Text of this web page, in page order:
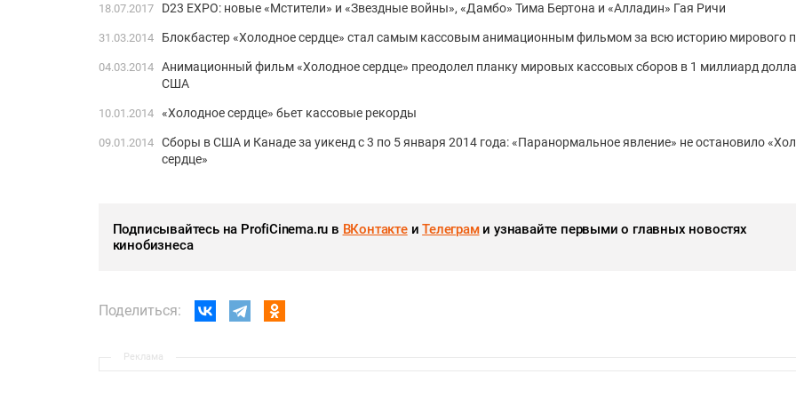
18.07.2017 D23 EXPO: новые «Мстители» и «Звездные войны», «Дамбо» Тима Бертона и «Алладин» Гая Ричи
31.03.2014 Блокбастер «Холодное сердце» стал самым кассовым анимационным фильмом за всю историю мирового
04.03.2014
Анимационный фильм «Холодное сердце» преодолел планку мировых кассовых сборов в 1 миллиард
США
10.01.2014 «Холодное сердце» бьет кассовые рекорды
09.01.2014
Сборы в США и Канаде за уикенд с 3 по 5 января 2014 года: «Паранормальное явление» не остановило
сердце»
Подписывайтесь на ProfiCinema.ru в ВКонтактеиТелеграми узнавайте первыми о главных новостях
кинобизнеса
Поделиться:
Реклама